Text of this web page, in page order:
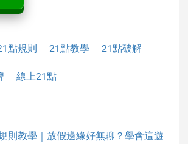
點規則 21點教學 21點破解
線上21點
則教學｜放假邊緣好無聊？學會這遊